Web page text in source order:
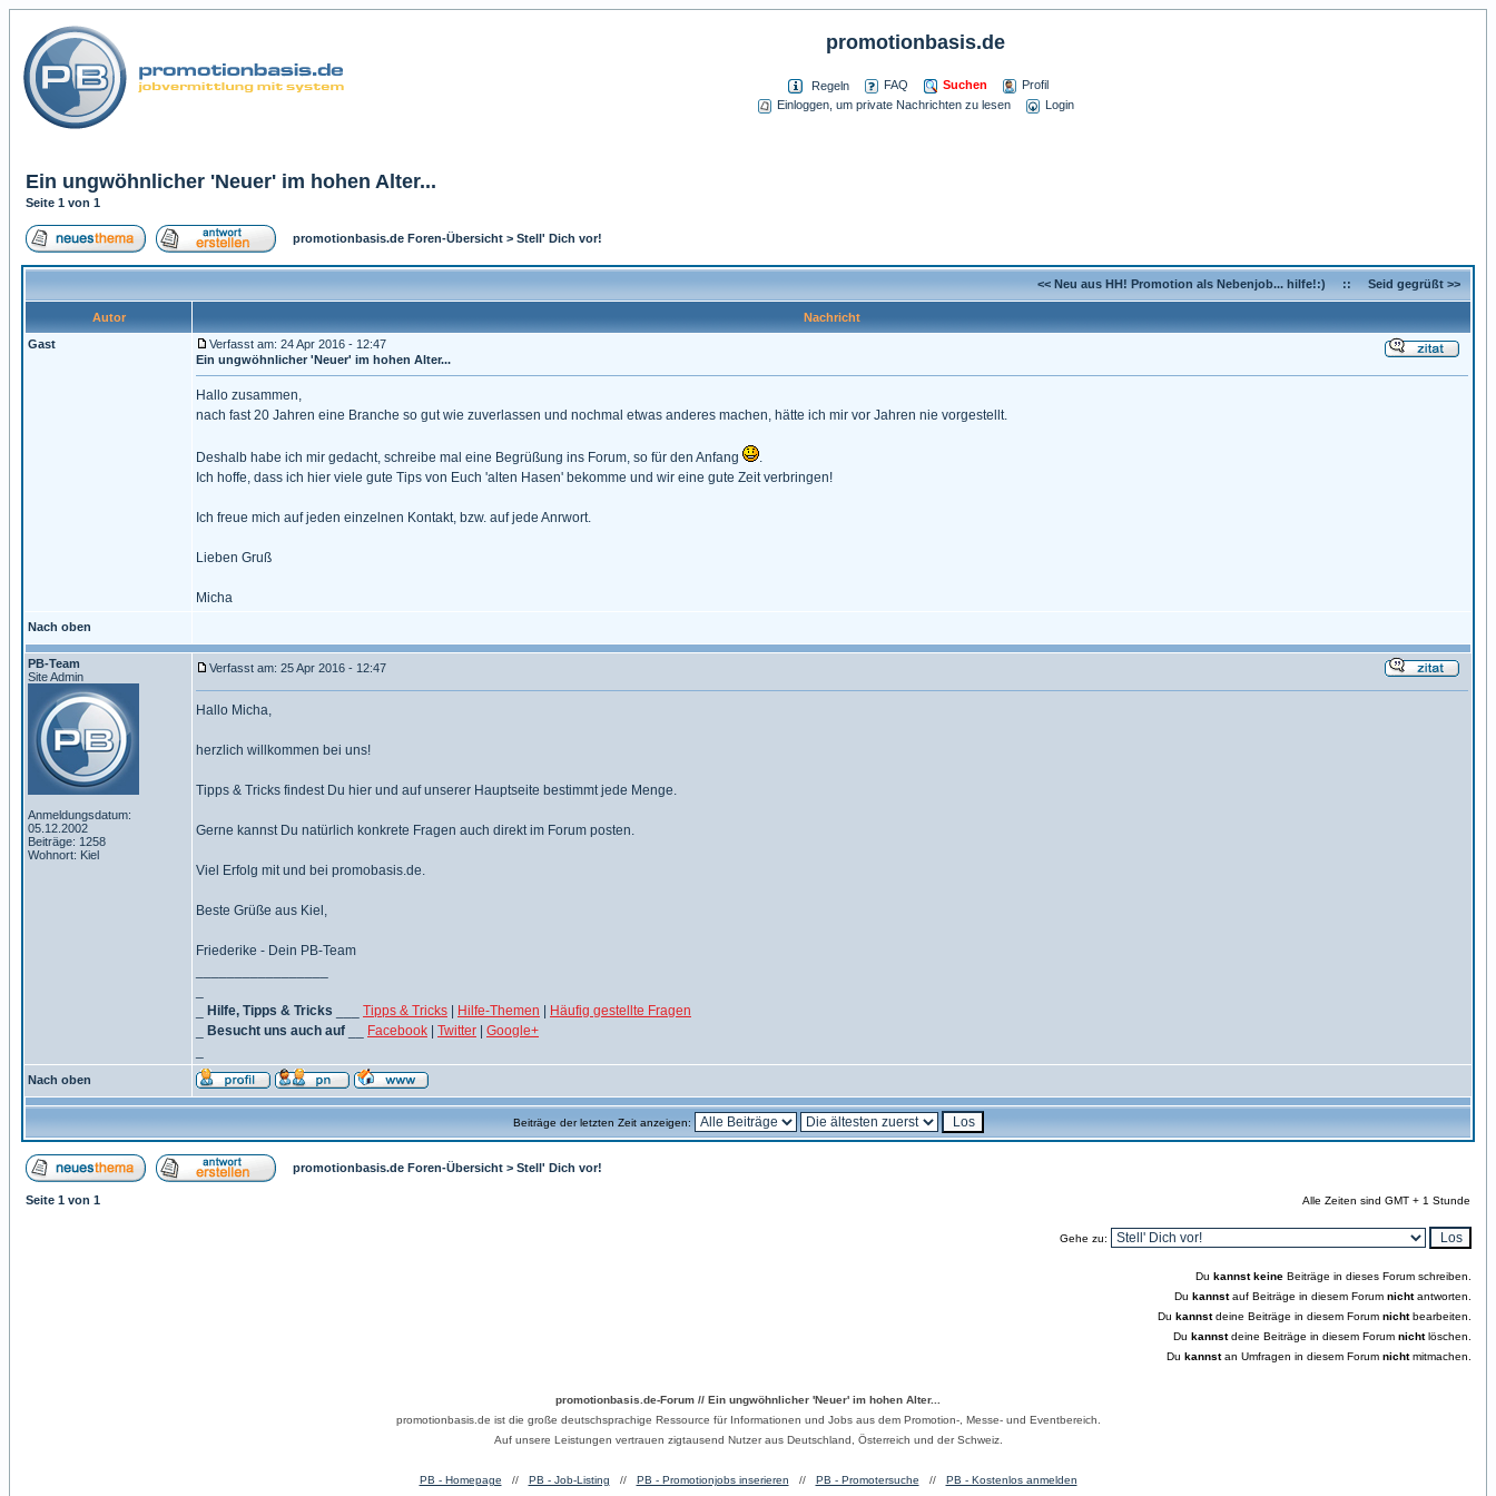
promotionbasis.de
Regeln FAQ Suchen
Profil
Einloggen, um private Nachrichten zu lesen
Login
Ein ungwöhnlicher 'Neuer' im hohen Alter...
Seite 1 von 1
promotionbasis.de Foren-Übersicht > Stell' Dich vor!
<< Neu aus HH! Promotion als Nebenjob... hilfe!:) :: Seid gegrüßt >>
Autor
Nachricht
Gast
Verfasst am: 24 Apr 2016 - 12:47
Ein ungwöhnlicher 'Neuer' im hohen Alter...
Hallo zusammen,
nach fast 20 Jahren eine Branche so gut wie zuverlassen und nochmal etwas anderes machen, hätte ich mir vor Jahren nie vorgestellt.
Deshalb habe ich mir gedacht, schreibe mal eine Begrüßung ins Forum, so für den Anfang
.
Ich hoffe, dass ich hier viele gute Tips von Euch 'alten Hasen' bekomme und wir eine gute Zeit verbringen!
Ich freue mich auf jeden einzelnen Kontakt, bzw. auf jede Anrwort.
Lieben Gruß
Micha
Nach oben
PB-Team
Site Admin
Anmeldungsdatum:
05.12.2002
Beiträge: 1258
Wohnort: Kiel
Verfasst am: 25 Apr 2016 - 12:47
Hallo Micha,
herzlich willkommen bei uns!
Tipps & Tricks findest Du hier und auf unserer Hauptseite bestimmt jede Menge.
Gerne kannst Du natürlich konkrete Fragen auch direkt im Forum posten.
Viel Erfolg mit und bei promobasis.de.
Beste Grüße aus Kiel,
Friederike - Dein PB-Team
Hilfe, Tipps & Tricks Tipps & Tricks Hilfe-Themen
Häufig gestellte Fragen
Besucht uns auch auf Facebook Twitter
Google+
Nach oben
Beiträge der letzten Zeit anzeigen:
promotionbasis.de Foren-Übersicht > Stell' Dich vor!
Seite 1 von 1 Alle Zeiten sind GMT + 1 Stunde
Gehe zu:
Du kannst keine Beiträge in dieses Forum schreiben.
Du kannstauf Beiträge in diesem Forum nichtantworten.
Du kannstdeine Beiträge in diesem Forum nichtbearbeiten.
Du kannstdeine Beiträge in diesem Forum nichtlöschen.
Du kannstan Umfragen in diesem Forum nichtmitmachen.
promotionbasis.de-Forum // Ein ungwöhnlicher 'Neuer' im hohen Alter...
promotionbasis.de ist die große deutschsprachige Ressource für Informationen und Jobs aus dem Promotion-, Messe- und Eventbereich.
Auf unsere Leistungen vertrauen zigtausend Nutzer aus Deutschland, Österreich und der Schweiz.
PB - Homepage // PB - Job-Listing // PB - Promotionjobs inserieren // PB - Promotersuche // PB - Kostenlos anmelden